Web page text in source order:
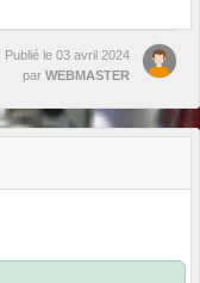
Publié le 03 avril 2024
par WEBMASTER